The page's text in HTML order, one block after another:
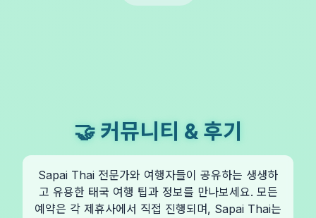
🤝 커뮤니티 & 후기
Sapai Thai 전문가와 여행자들이 공유하는 생생하
고 유용한 태국 여행 팁과 정보를 만나보세요. 모든
예약은 각 제휴사에서 직접 진행되며, Sapai Thai는